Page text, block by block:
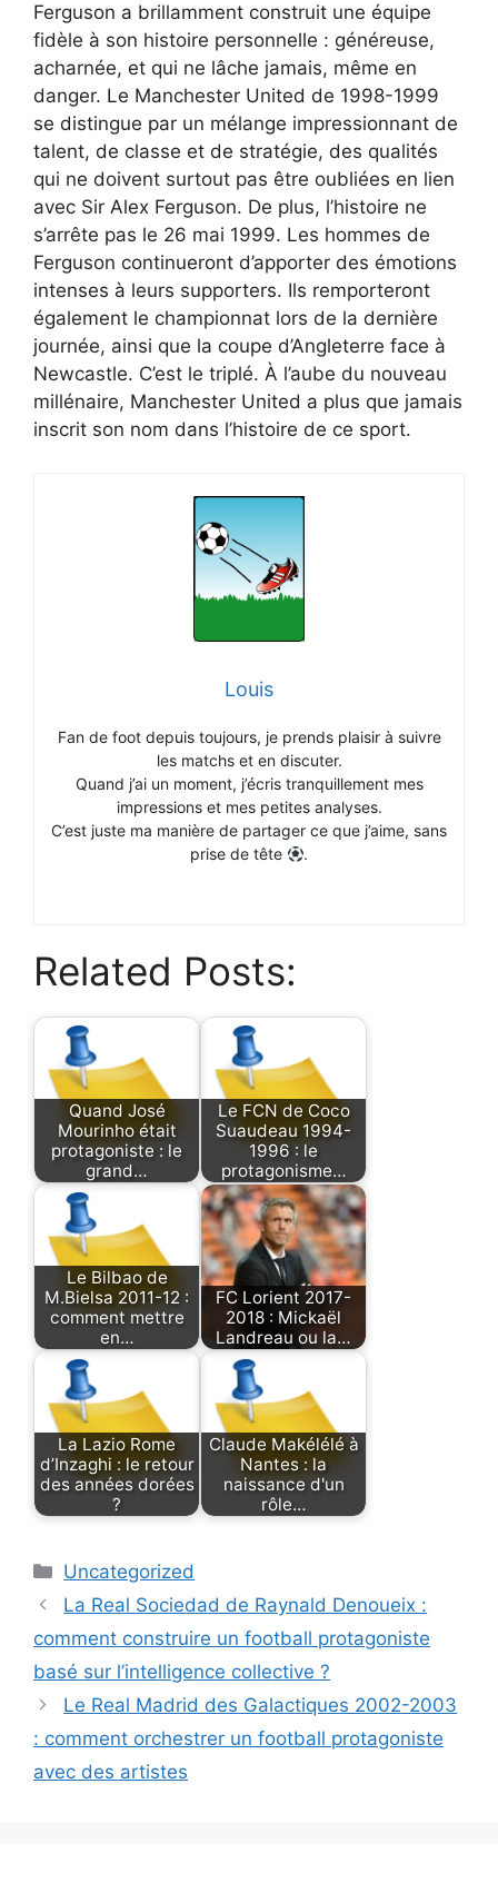
Ferguson a brillamment construit une équipe
fidèle à son histoire personnelle : généreuse,
acharnée, et qui ne lâche jamais, même en
danger. Le Manchester United de 1998-1999
se distingue par un mélange impressionnant de
talent, de classe et de stratégie, des qualités
qui ne doivent surtout pas être oubliées en lien
avec Sir Alex Ferguson. De plus, l’histoire ne
s’arrête pas le 26 mai 1999. Les hommes de
Ferguson continueront d’apporter des émotions
intenses à leurs supporters. Ils remporteront
également le championnat lors de la dernière
journée, ainsi que la coupe d’Angleterre face à
Newcastle. C’est le triplé. À l’aube du nouveau
millénaire, Manchester United a plus que jamais
inscrit son nom dans l’histoire de ce sport.
Louis
Fan de foot depuis toujours, je prends plaisir à suivre
les matchs et en discuter.
Quand j’ai un moment, j’écris tranquillement mes
impressions et mes petites analyses.
C’est juste ma manière de partager ce que j’aime, sans
prise de tête
.
Related Posts:
Quand José
Mourinho était
protagoniste : le
grand…
Le FCN de Coco
Suaudeau 1994-
1996 : le
protagonisme…
Le Bilbao de
M.Bielsa 2011-12 :
comment mettre
en…
FC Lorient 2017-
2018 : Mickaël
Landreau ou la…
La Lazio Rome
d’Inzaghi : le retour
des années dorées
?
Claude Makélélé à
Nantes : la
naissance d'un
rôle…
Categories
Uncategorized
La Real Sociedad de Raynald Denoueix :
comment construire un football protagoniste
basé sur l’intelligence collective ?
Le Real Madrid des Galactiques 2002-2003
: comment orchestrer un football protagoniste
avec des artistes